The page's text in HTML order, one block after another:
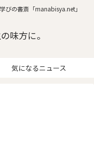
びの書斎「manabisya.net」
味方に。
気になるニュース